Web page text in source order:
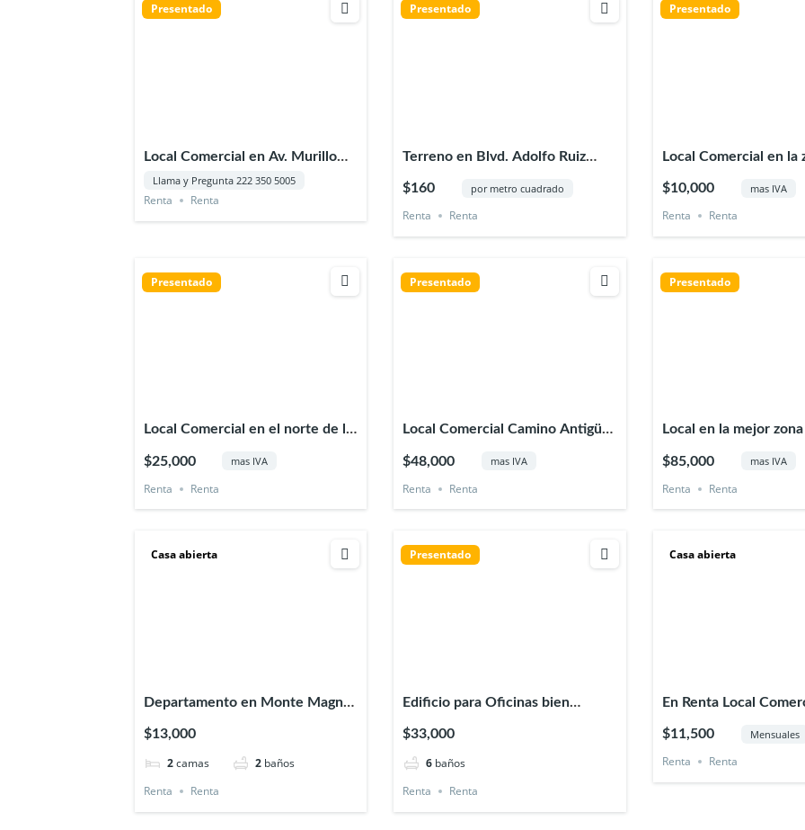
Presentado
Local Comercial en Av. Murillo
Vidal en Xalapa Veracruz
Llama y Pregunta 222 350 5005
Renta Renta
Presentado
Terreno en Blvd. Adolfo Ruiz
Cortines en Boca del Río
$160 por metro cuadrado
Renta Renta
Presentado
Local Comercial en la
de la Ciudad de
$10,000 mas IVA
Renta Renta
Presentado
Local Comercial en el norte de la
Ciudad de Xalapa Veracruz
$25,000 mas IVA
Renta Renta
Presentado
Local Comercial Camino Antigüo
a Chiltoyac en Xalapa Veracruz
$48,000 mas IVA
Renta Renta
Presentado
Local en la mejor
en Xalapa Veracruz
$85,000 mas IVA
Renta Renta
Casa abierta
Departamento en Monte Magno
en Xalapa Ver.
$13,000
2camas 2 baños
Renta
Renta
Presentado
Edificio para Oficinas bien
ubicado en Xalapa Ver.
$33,000
6 baños
Renta
Renta
Casa abierta
En Renta Local
Plaza Museo
$11,500 Mensuales
Renta Renta